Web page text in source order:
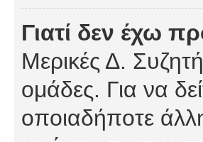
Γιατί δεν έχω
Μερικές Δ.
ομάδες. Για να
οποιαδήποτε